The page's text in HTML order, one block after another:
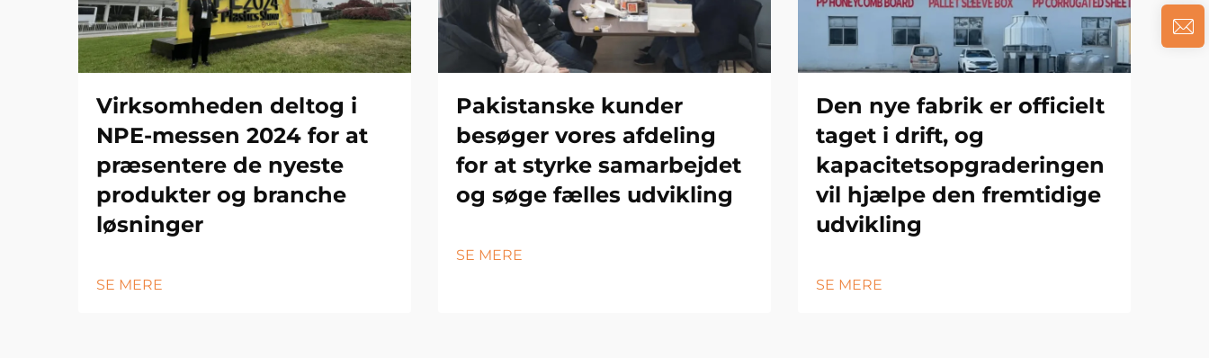
Virksomheden deltog i
NPE-messen 2024 for at
præsentere de nyeste
produkter og branche
løsninger
SE MERE
Pakistanske kunder
besøger vores afdeling
for at styrke samarbejdet
og søge fælles udvikling
SE MERE
Den nye fabrik er officielt
taget i drift, og
kapacitetsopgraderingen
vil hjælpe den fremtidige
udvikling
SE MERE